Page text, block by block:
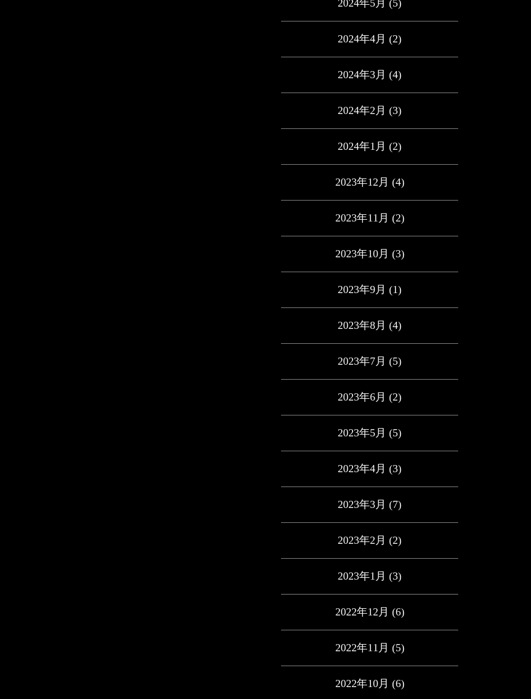
2024年5月 (5)
2024年4月 (2)
2024年3月 (4)
2024年2月 (3)
2024年1月 (2)
2023年12月 (4)
2023年11月 (2)
2023年10月 (3)
2023年9月 (1)
2023年8月 (4)
2023年7月 (5)
2023年6月 (2)
2023年5月 (5)
2023年4月 (3)
2023年3月 (7)
2023年2月 (2)
2023年1月 (3)
2022年12月 (6)
2022年11月 (5)
2022年10月 (6)